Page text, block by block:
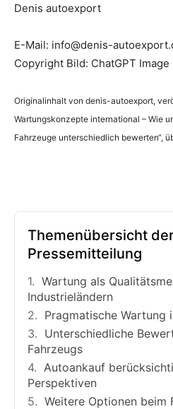
Denis autoexport
E-Mail: info@denis-
Copyright Bild: ChatGPT Image
Originalinhalt von denis-autoexport,
Wartungskonzepte international – Wie
Fahrzeuge unterschiedlich bewerten“,
Themenübersicht
Pressemitteilung
Wartung als
Industrieländern
Pragmatische Wartung
Unterschiedliche
Fahrzeugs
Autoankauf
Perspektiven
Weitere Optionen beim